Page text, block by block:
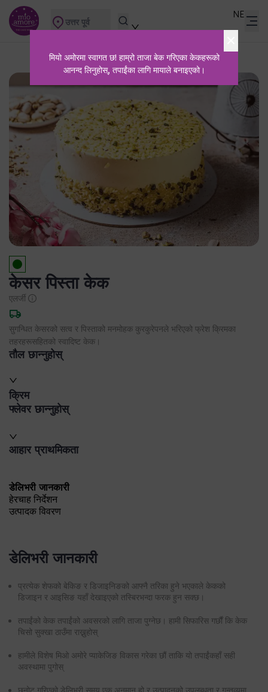
मियो अमोरमा स्वागत छ! हाम्रो ताजा बेक गरिएका केकहरूको
आनन्द लिनुहोस्, तपाईंका लागि मायाले बनाइएको।
उत्तर पूर्व
NE
केसर पिस्ता केक
एलर्जी
सुगन्धित केसरको सत्व र पिस्ताको मनमोहक कुरकुरेपनले भरिएको फ्रेश क्रिमका
तहरहरूसहितको स्वादिष्ट केक।
तौल छान्नुहोस्
क्रिम
फ्लेवर छान्नुहोस्
आहार प्राथमिकता
डेलिभरी जानकारी
हेरचाह निर्देशन
उत्पादक विवरण
डेलिभरी जानकारी
प्रत्येक शेफको बेकिङ र डिजाइनिङको आफ्नै तरिका हुने भएकाले केकको
डिजाइन र आइसिङ यहाँ देखाइएको तस्बिरभन्दा फरक हुन सक्छ।
तपाईंको केक तपाईंको अवसरको लागि ताजा पुग्नेछ। हामी सिफारिस गर्छौं कि केक
चिसो सुक्खा ठाउँमा राख्नुहोस्
हामीले विशेष मिओ अमोरे प्याकेजिङ विकास गरेका छौं ताकि यो तपाईंकहाँ सही
अवस्थामा पुगोस्